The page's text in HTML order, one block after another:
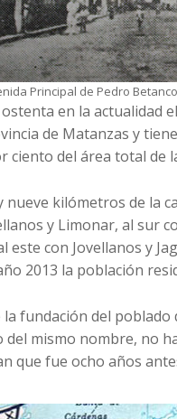
Principal de Pedro
en la actualidad
de Matanzas y
ciento del área total de
nueve kilómetros de la
y Limonar, al sur
este con Jovellanos y
2013 la población
la fundación del
del mismo nombre, no
que fue ocho años